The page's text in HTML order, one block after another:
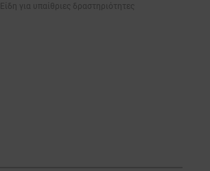
Είδη για υπαίθριες δραστηριότητες